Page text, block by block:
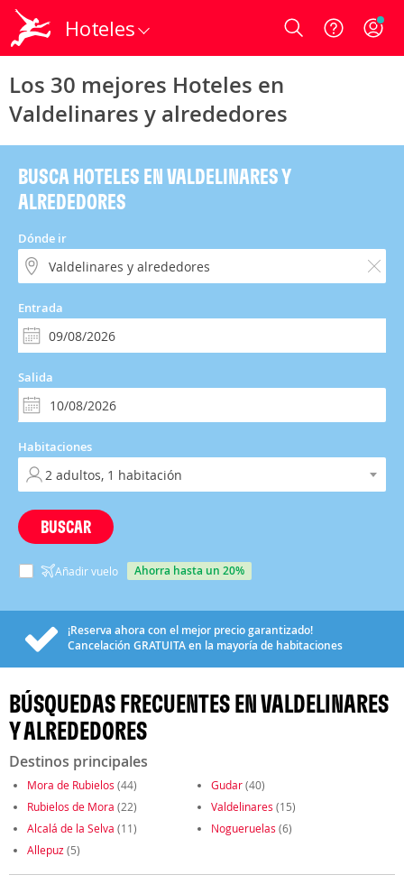
Hoteles Login
Los 30 mejores Hoteles en
Valdelinares y alrededores
BUSCA HOTELES EN VALDELINARES Y
ALREDEDORES
Dónde ir
Entrada
Salida
Habitaciones
BUSCAR
Añadir vuelo ahorra hasta un 20%
¡Reserva ahora con el mejor precio garantizado!
Cancelación GRATUITAen la mayoría de habitaciones
BÚSQUEDAS FRECUENTES EN VALDELINARES
Y ALREDEDORES
Destinos principales
Mora de Rubielos (44) Gudar(40)
Rubielos de Mora (22) Valdelinares (15)
Alcalá de la Selva (11) Nogueruelas (6)
Allepuz (5)